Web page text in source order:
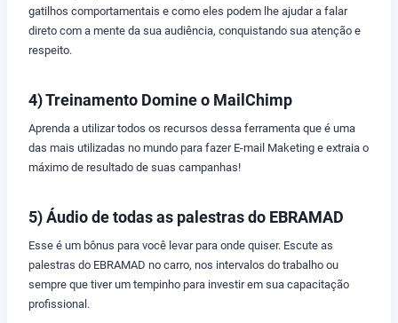
gatilhos comportamentais e como eles podem lhe ajudar a falar
direto com a mente da sua audiência, conquistando sua atenção e
respeito.
4) Treinamento Domine o MailChimp
Aprenda a utilizar todos os recursos dessa ferramenta que é uma
das mais utilizadas no mundo para fazer E-mail Maketing e extraia o
máximo de resultado de suas campanhas!
5) Áudio de todas as palestras do EBRAMAD
Esse é um bônus para você levar para onde quiser. Escute as
palestras do EBRAMAD no carro, nos intervalos do trabalho ou
sempre que tiver um tempinho para investir em sua capacitação
profissional.